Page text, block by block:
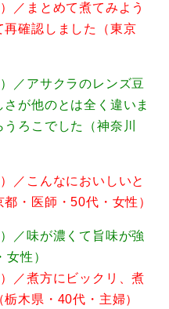
／まとめて煮てみよう
再確認しました（東京
／アサクラのレンズ豆
が他のとは全く違いま
ろこでした（神奈川
／こんなにおいしいと
・医師・50代・女性）
／味が濃くて旨味が強
性）
／煮方にビックリ、煮
木県・40代・主婦）